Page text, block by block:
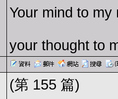
Your mind to my
your thought to
(第 155 篇)